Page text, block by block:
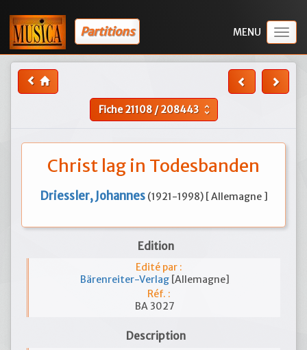
Partitions
Fiche21108/208443 unfold_more
Christ lag in Todesbanden
Driessler, Johannes (1921-1998) [ Allemagne ]
Edition
Edité par :
Bärenreiter-Verlag [Allemagne]
Réf. :
BA 3027
Description